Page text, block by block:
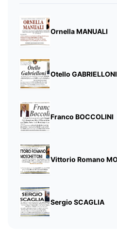
Ornella MANUALI
Otello GABRIELLONI
Franco BOCCOLINI
Vittorio Romano
Sergio SCAGLIA